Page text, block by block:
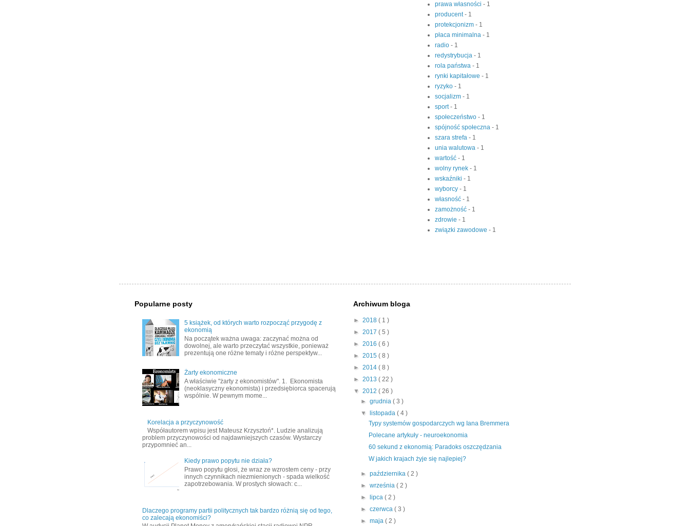
prawa własności - 1
producent- 1
protekcjonizm - 1
płaca minimalna - 1
radio - 1
redystrybucja - 1
rola państwa - 1
rynki kapitałowe - 1
ryzyko - 1
socjalizm - 1
sport- 1
społeczeństwo - 1
spójność społeczna - 1
szara strefa - 1
unia walutowa - 1
wartość - 1
wolny rynek - 1
wskaźniki - 1
wyborcy - 1
własność - 1
zamożność - 1
zdrowie - 1
związki zawodowe - 1
Popularne posty
5 książek, od których warto rozpocząć przygodę z
ekonomią
Na początek ważna uwaga: zaczynać można od
dowolnej, ale warto przeczytać wszystkie, ponieważ
prezentują one różne tematy i różne perspektyw...
Żarty ekonomiczne
A właściwie "żarty z ekonomistów". 1. Ekonomista
(neoklasyczny ekonomista) i przedsiębiorca spacerują
wspólnie. W pewnym mome...
Korelacja a przyczynowość
Współautorem wpisu jest Mateusz Krzysztoń*. Ludzie analizują
problem przyczynowości od najdawniejszych czasów. Wystarczy
przypomnieć an...
Kiedy prawo popytu nie działa?
Prawo popytu głosi, że wraz ze wzrostem ceny - przy
innych czynnikach niezmienionych - spada wielkość
zapotrzebowania. W prostych słowach: c...
Dlaczego programy partii politycznych tak bardzo różnią się od tego,
co zalecają ekonomiści?
Archiwum bloga
► 2018 ( 1 )
► 2017 ( 5 )
► 2016 ( 6 )
► 2015 ( 8 )
► 2014 ( 8 )
► 2013 ( 22 )
▼ 2012 ( 26 )
►grudnia( 3 )
▼
listopada( 4 )
Typy systemów gospodarczych wg Iana Bremmera
Polecane artykuły - neuroekonomia
60 sekund z ekonomią: Paradoks oszczędzania
W jakich krajach żyje się najlepiej?
►października( 2 )
►września( 2 )
►
lipca( 2 )
►czerwca( 3 )
►maja( 2 )